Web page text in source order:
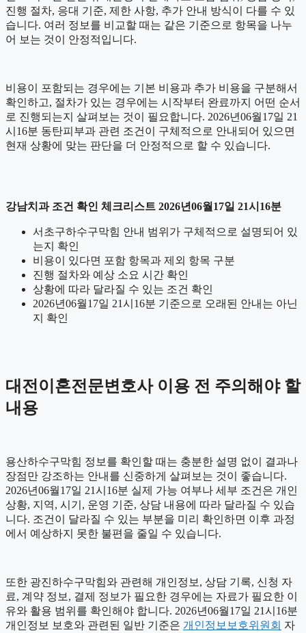
진행 절차, 응대 기준, 제한 사항, 추가 안내 방식이 다를 수 있
습니다. 여러 정보를 비교할 때는 같은 기준으로 항목을 나누
어 보는 것이 안정적입니다.
비용이 포함되는 경우에는 기본 비용과 추가 비용을 구분해서
확인하고, 절차가 있는 경우에는 시작부터 완료까지 어떤 순서
로 진행되는지 살펴보는 것이 필요합니다. 2026년06월17일 21
시16분 동탄피부과 관련 조건이 구체적으로 안내되어 있으면
현재 상황에 맞는 판단을 더 안정적으로 할 수 있습니다.
강남치과 조건 확인 체크리스트 2026년06월17일 21시16분
서초구하수구막힘 안내 범위가 구체적으로 설명되어 있
는지 확인
비용이 있다면 포함 항목과 제외 항목 구분
진행 절차와 예상 소요 시간 확인
상황에 따라 달라질 수 있는 조건 확인
2026년06월17일 21시16분 기준으로 오래된 안내는 아닌
지 확인
대전이혼전문변호사 이용 전 주의해야 할
내용
용산하수구막힘 정보를 확인할 때는 충분한 설명 없이 결과나
장점만 강조하는 안내를 신중하게 살펴보는 것이 좋습니다.
2026년06월17일 21시16분 실제 가능 여부나 세부 조건은 개인
상황, 지역, 시기, 운영 기준, 상담 내용에 따라 달라질 수 있습
니다. 조건이 달라질 수 있는 부분을 미리 확인하면 이후 과정
에서 예상하지 못한 불편을 줄일 수 있습니다.
또한 광진하수구막힘와 관련해 개인정보, 상담 기록, 신청 자
료, 계약 정보, 결제 정보가 필요한 경우에는 자료가 필요한 이
유와 활용 범위를 확인해야 합니다. 2026년06월17일 21시16분
개인정보 보호와 관련된 일반 기준은 개인정보보호위원회 자